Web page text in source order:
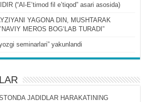
(“Al-Eʼtimod fil eʼtiqod” asari asosida)
YAGONA DIN, MUSHTARAK
MEROS BOGʻLAB TURADI”
seminarlari” yakunlandi
JADIDLAR HARAKATINING